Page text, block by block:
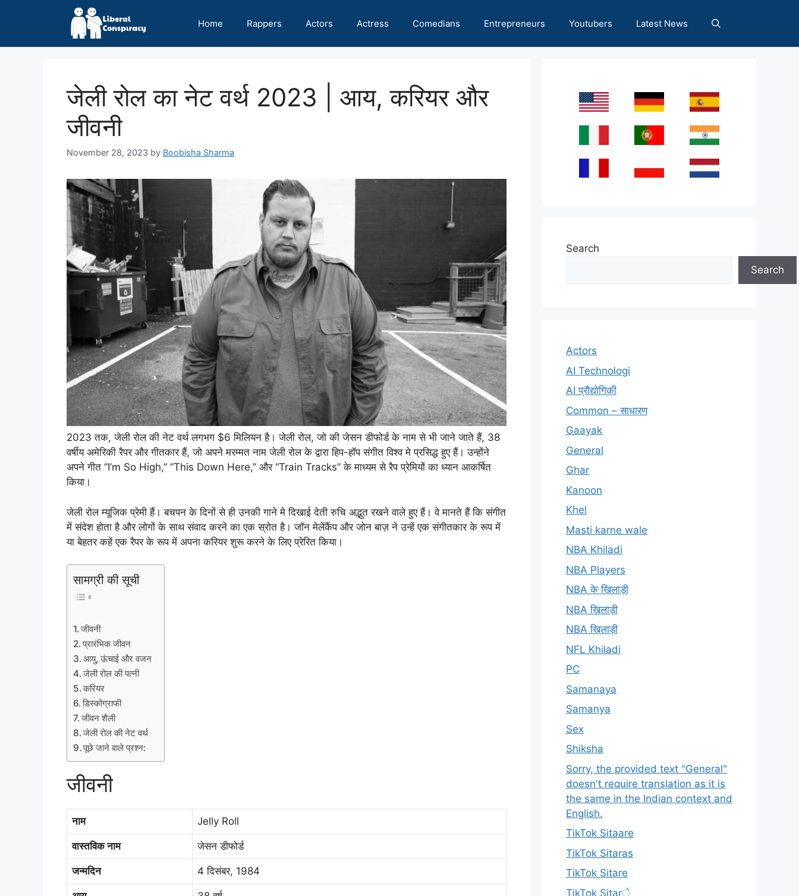
Home Rappers Actors Actress Comedians Entrepreneurs Youtubers Latest News
जेली रोल का नेट वर्थ 2023 | आय, करियर और
जीवनी
November 28, 2023 by Boobisha Sharma
2023 तक, जेली रोल की नेट वर्थ लगभग $6 मिलियन है। जेली रोल, जो की जेसन डीफोर्ड के नाम से भी जाने जाते हैं, 38
वर्षीय अमेरिकी रैपर और गीतकार हैं, जो अपने मरम्मत नाम जेली रोल के द्वारा हिप-हॉप संगीत विश्‍व मे प्रसिद्ध हुए हैं। उन्होंने
अपने गीत “I’m So High,” “This Down Here,” और “Train Tracks” के माध्यम से रैप प्रेमियों का ध्यान आकर्षित
किया।
जेली रोल म्यूजिक प्रेमी हैं। बचपन के दिनों से ही उनकी गाने मे दिखाई देती रुचि अद्भुत रखने वाले हुए हैं। वे मानते हैं कि संगीत
में संदेश होता है और लोगों के साथ संवाद करने का एक स्रोत है। जॉन मेलेंकैंप और जोन बाज़ ने उन्हें एक संगीतकार के रूप में
या बेहतर कहें एक रैपर के रूप में अपना करियर शुरू करने के लिए प्रेरित किया।
सामग्री की सूची
जीवनी
प्रारंभिक जीवन
आयु, ऊंचाई और वजन
जेली रोल की पत्नी
करियर
डिस्कोग्राफी
जीवन शैली
जेली रोल की नेट वर्थ
पूछे जाने वाले प्रश्न:
जीवनी
नाम Jelly Roll
वास्तविक नाम जेसन डीफोर्ड
जन्मदिन 4 दिसंबर, 1984
Search
Search
Actors
AI Technologi
AI प्रौद्योगिकी
Common – साधारण
Gaayak
General
Ghar
Kanoon
Khel
Masti karne wale
NBA Khiladi
NBA Players
NBA के खिलाड़ी
NBA खिलाड़ी
NBA खिलाड़ी
NFL Khiladi
PC
Samanaya
Samanya
Sex
Shiksha
Sorry, the provided text "General"
doesn't require translation as it is
the same in the Indian context and
English.
TikTok Sitaare
TikTok Sitaras
TikTok Sitare
TikTok Sitarे